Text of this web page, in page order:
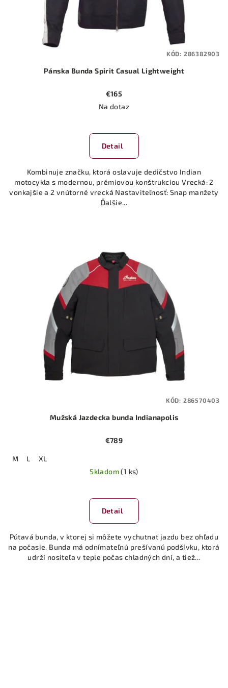
Pánska Bunda Spirit Casual Lightweight
€165
Na dotaz
Detail
Kombinuje značku, ktorá oslavuje dedičstvo Indian
motocykla s modernou, prémiovou konštrukciou Vrecká: 2
vonkajšie a 2 vnútorné vrecká Nastaviteľnosť: Snap manžety
Ďalšie...
KÓD: 286382903
Mužská Jazdecka bunda Indianapolis
€789
M L
XL
Skladom(1 ks)
hodnotenie
produktu
z
5
hviezdičiek.
Detail
Pútavá bunda, v ktorej si môžete vychutnať jazdu bez ohľadu
na počasie. Bunda má odnímateľnú prešívanú podšívku, ktorá
udrží nositeľa v teple počas chladných dní, a tiež...
KÓD: 286570403